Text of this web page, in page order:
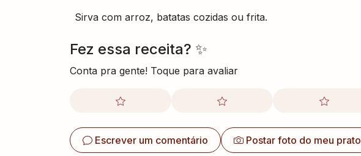
Sirva com arroz, batatas cozidas ou frita.
Fez essa receita? ✨
Conta pra gente! Toque para avaliar
Escrever um comentário Postar foto do meu prato